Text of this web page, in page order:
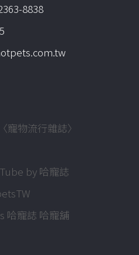
8838
寵物流行雜誌〉
by 哈寵誌
哈寵誌 哈寵舖